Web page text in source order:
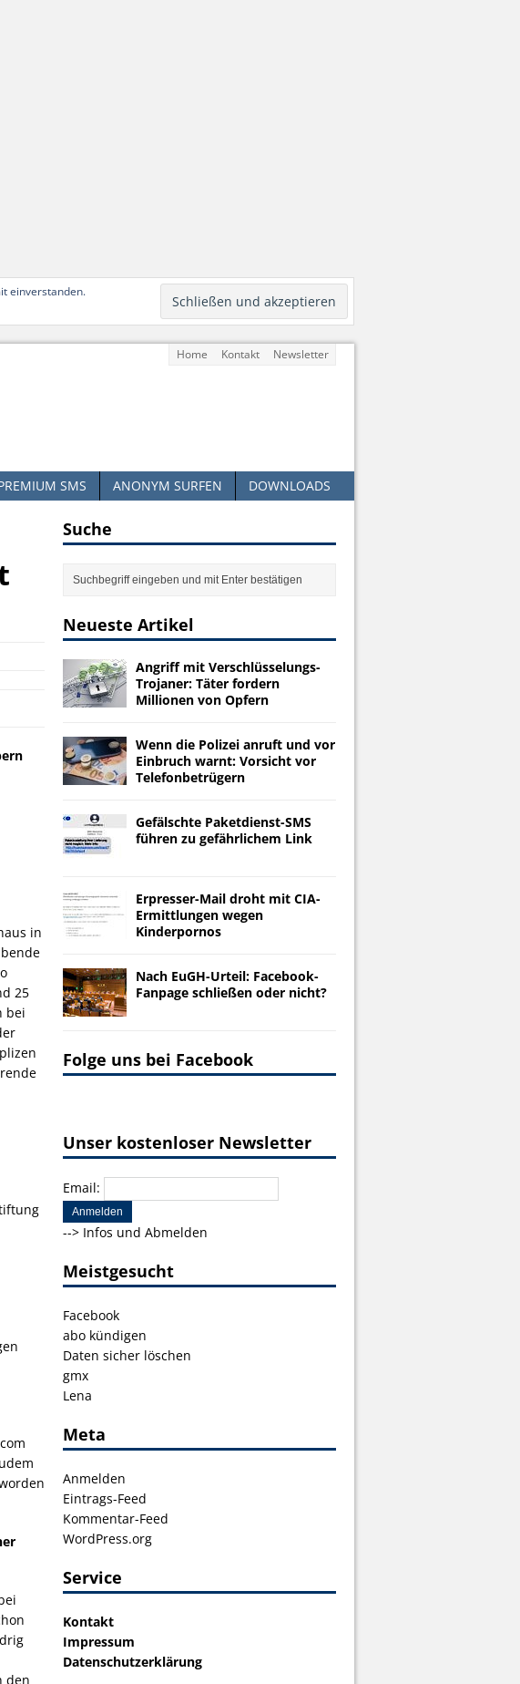
einverstanden.
Home Kontakt Newsletter
SMS ANONYM SURFEN DOWNLOADS
in
25
bei
den
Suche
Neueste Artikel
Angriff mit Verschlüsselungs-
Trojaner: Täter fordern
Millionen von Opfern
Wenn die Polizei anruft und vor
Einbruch warnt: Vorsicht vor
Telefonbetrügern
Gefälschte Paketdienst-SMS
führen zu gefährlichem Link
Erpresser-Mail droht mit CIA-
Ermittlungen wegen
Kinderpornos
Nach EuGH-Urteil: Facebook-
Fanpage schließen oder nicht?
Folge uns bei Facebook
Unser kostenloser Newsletter
Email:
--> Infos und Abmelden
Meistgesucht
Facebook
abo kündigen
Daten sicher löschen
gmx
Lena
Meta
Anmelden
Eintrags-Feed
Kommentar-Feed
WordPress.org
Service
Kontakt
Impressum
Datenschutzerklärung